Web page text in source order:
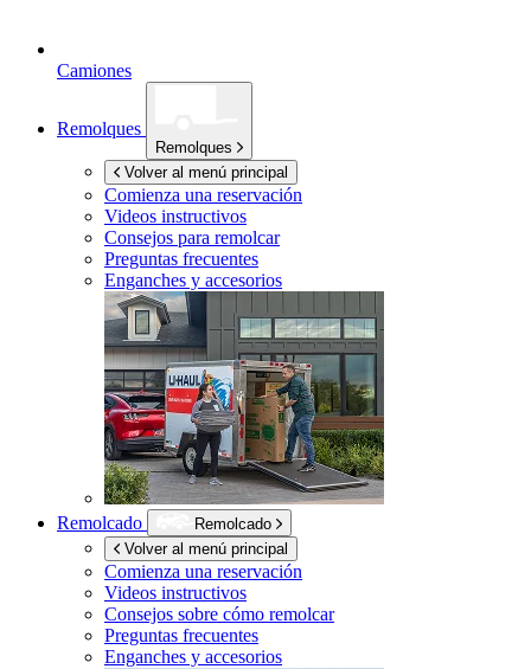
Camiones
Remolques
Remolques
Volver al menú principal
Comienza una reservación
Videos instructivos
Consejos para remolcar
Preguntas frecuentes
Enganches y accesorios
Remolcado
Remolcado
Volver al menú principal
Comienza una reservación
Videos instructivos
Consejos sobre cómo remolcar
Preguntas frecuentes
Enganches y accesorios